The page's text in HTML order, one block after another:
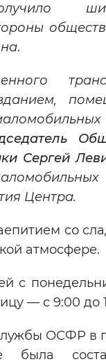
.
Сергей
Центра.
со
атмосфере.
с
— с 9:00 до
ОСФР в